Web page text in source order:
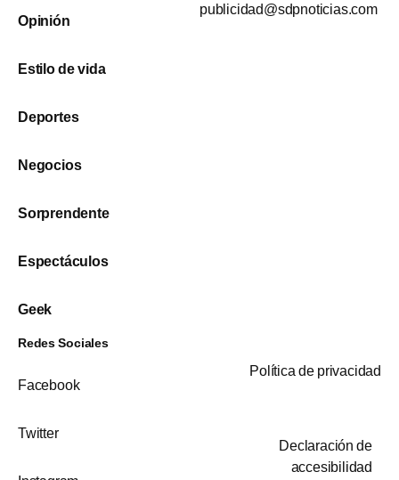
Opinión
Estilo de vida
Deportes
Negocios
Sorprendente
Espectáculos
Geek
publicidad@sdpnoticias.com
Redes Sociales
Facebook
Twitter
Política de privacidad
Declaración de
accesibilidad